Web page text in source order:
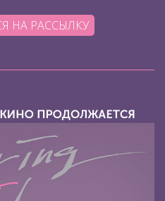
НА РАССЫЛКУ